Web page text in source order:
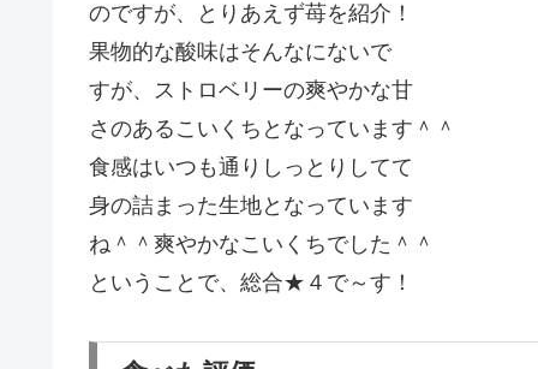
のですが、とりあえず苺を紹介！
果物的な酸味はそんなにないで
すが、ストロベリーの爽やかな甘
さのあるこいくちとなっています＾＾
食感はいつも通りしっとりしてて
身の詰まった生地となっています
ね＾＾爽やかなこいくちでした＾＾
ということで、総合★４で～す！